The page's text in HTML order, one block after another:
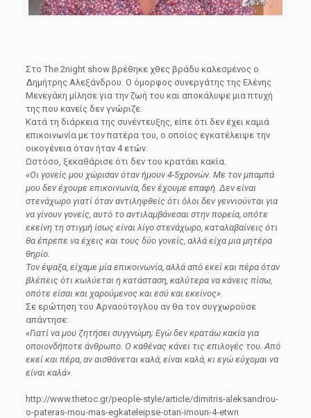
Στο The 2night show βρέθηκε χθες βράδυ καλεσμένος ο
Δημήτρης Αλεξάνδρου. Ο όμορφος συνεργάτης της Ελένης
Μενεγάκη μίλησε για την ζωή του και αποκάλυψε μια πτυχή
της που κανείς δεν γνώριζε.
Κατά τη διάρκεια της συνέντευξης, είπε ότι δεν έχει καμιά
επικοινωνία με τον πατέρα του, ο οποίος εγκατέλειψε την
οικογένεια όταν ήταν 4 ετών.
Ωστόσο, ξεκαθάρισε ότι δεν του κρατάει κακία.
«Οι γονείς μου χώρισαν όταν ήμουν 4-5χρονών. Με τον μπαμπά
μου δεν έχουμε επικοινωνία, δεν έχουμε επαφή. Δεν είναι
στενάχωρο γιατί όταν αντιληφθείς ότι όλοι δεν γεννιούνται για
να γίνουν γονείς, αυτό το αντιλαμβάνεσαι στην πορεία, οπότε
εκείνη τη στιγμή ίσως είναι λίγο στενάχωρο, καταλαβαίνεις ότι
θα έπρεπε να έχεις και τους δύο γονείς, αλλά είχα μια μητέρα
θηρίο.
Τον έψαξα, είχαμε μία επικοινωνία, αλλά από εκεί και πέρα όταν
βλέπεις ότι κωλύεται η κατάσταση, καλύτερα να κάνεις πίσω,
οπότε είσαι και χαρούμενος και εσύ και εκείνος».
Σε ερώτηση του Αρναούτογλου αν θα τον συγχωρούσε
απάντησε:
«Γιατί να μου ζητήσει συγγνώμη; Εγώ δεν κρατάω κακία για
οποιονδήποτε άνθρωπο. Ο καθένας κάνει τις επιλογές του. Από
εκεί και πέρα, αν αισθάνεται καλά, είναι καλά, κι εγώ εύχομαι να
είναι καλά».
http://www.thetoc.gr/people-style/article/dimitris-aleksandrou-
o-pateras-mou-mas-egkateleipse-otan-imoun-4-etwn